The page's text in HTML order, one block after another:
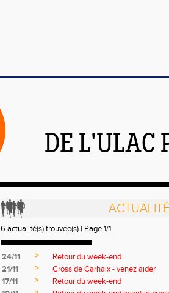
DE L'ULAC
6 actualité(s) trouvée(s) | Page 1/1
24/11 >
Retour du week-end
21/11
>
Cross de Carhaix - venez aider
17/11
>
Retour du week-end